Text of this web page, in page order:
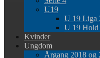
U19
U 19 Liga
U 19 Hold
Kvinder
Ungdom
Årgang 2018 og